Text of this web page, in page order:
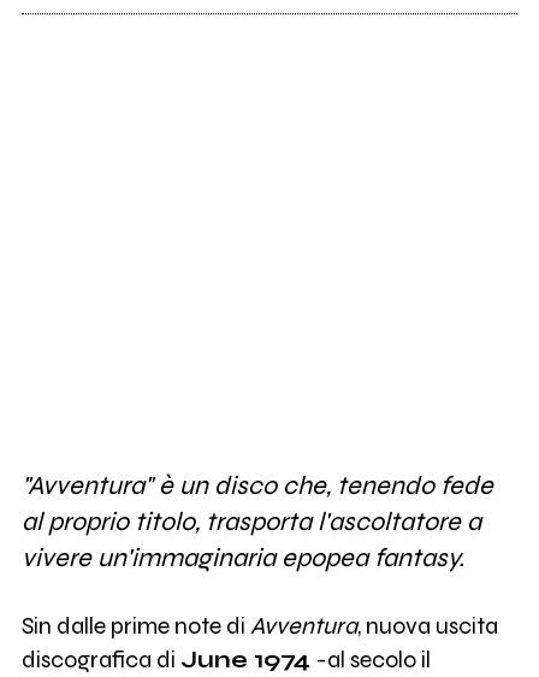
"Avventura" è un disco che, tenendo fede
al proprio titolo, trasporta l'ascoltatore a
vivere un'immaginaria epopea fantasy.
Sin dalle prime note di Avventura, nuova uscita
discografica di June 1974 -al secolo il